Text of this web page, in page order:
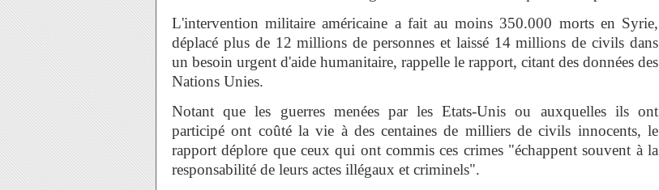
L'intervention militaire américaine a fait au moins 350.000 morts en Syrie,
déplacé plus de 12 millions de personnes et laissé 14 millions de civils dans
un besoin urgent d'aide humanitaire, rappelle le rapport, citant des données des
Nations Unies.
Notant que les guerres menées par les Etats-Unis ou auxquelles ils ont
participé ont coûté la vie à des centaines de milliers de civils innocents, le
rapport déplore que ceux qui ont commis ces crimes "échappent souvent à la
responsabilité de leurs actes illégaux et criminels".